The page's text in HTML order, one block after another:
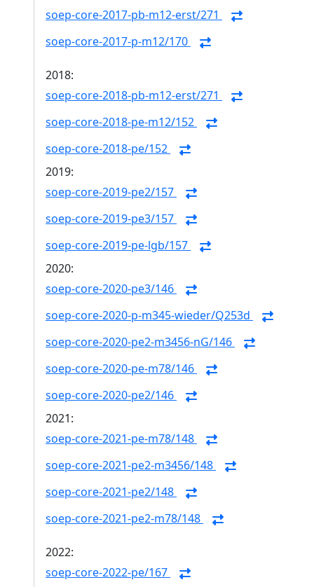
soep-core-2017-pb-m12-erst/271
soep-core-2017-p-m12/170
2018:
soep-core-2018-pb-m12-erst/271
soep-core-2018-pe-m12/152
soep-core-2018-pe/152
2019:
soep-core-2019-pe2/157
soep-core-2019-pe3/157
soep-core-2019-pe-lgb/157
2020:
soep-core-2020-pe3/146
soep-core-2020-p-m345-wieder/Q253d
soep-core-2020-pe2-m3456-nG/146
soep-core-2020-pe-m78/146
soep-core-2020-pe2/146
2021:
soep-core-2021-pe-m78/148
soep-core-2021-pe2-m3456/148
soep-core-2021-pe2/148
soep-core-2021-pe2-m78/148
2022:
soep-core-2022-pe/167